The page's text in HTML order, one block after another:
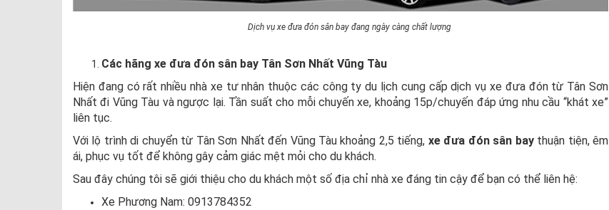
Dịch vụ xe đưa đón sân bay đang ngày càng chất lượng
Các hãng xe đưa đón sân bay Tân Sơn Nhất Vũng Tàu
Hiện đang có rất nhiều nhà xe tư nhân thuộc các công ty du lịch cung cấp dịch vụ xe đưa đón từ Tân Sơn
Nhất đi Vũng Tàu và ngược lại. Tần suất cho mỗi chuyến xe, khoảng 15p/chuyến đáp ứng nhu cầu “khát xe”
liên tục.
Với lộ trình di chuyển từ Tân Sơn Nhất đến Vũng Tàu khoảng 2,5 tiếng, xe đưa đón sân baythuận tiện, êm
ái, phục vụ tốt để không gây cảm giác mệt mỏi cho du khách.
Sau đây chúng tôi sẽ giới thiệu cho du khách một số địa chỉ nhà xe đáng tin cậy để bạn có thể liên hệ:
Xe Phương Nam: 0913784352